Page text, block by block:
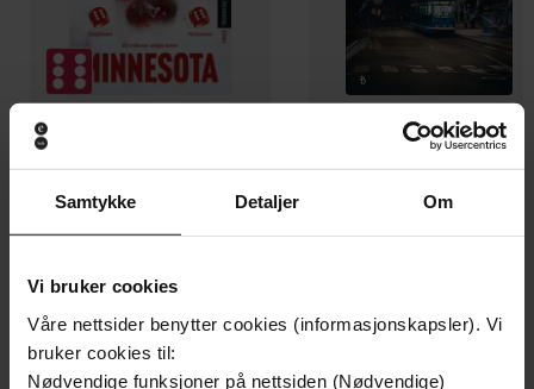
Samtykke Detaljer Om
Vi bruker cookies
Våre nettsider benytter cookies (informasjonskapsler). Vi
bruker cookies til:
Nødvendige funksjoner på nettsiden (Nødvendige)
199,-
Minnesota
349,-
Utskudd
Undertittel århundrets sønn